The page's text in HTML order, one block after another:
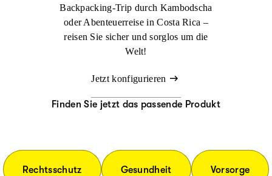
Backpacking-Trip durch Kambodscha
oder Abenteuerreise in Costa Rica –
reisen Sie sicher und sorglos um die
Welt!
Jetzt konfigurieren
Finden Sie jetzt das passende Produkt
Rechtsschutz Gesundheit Vorsorge